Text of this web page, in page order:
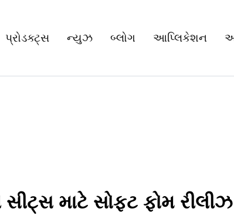
પ્રોડક્ટ્સ ન્યુઝ બ્લોગ આપ્લિકેશન
માટે સોફ્ટ ફોમ